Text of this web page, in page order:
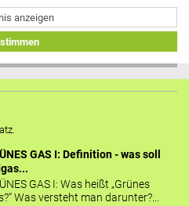
anzeigen
GAS I: Definition - was soll
GAS I: Was heißt „Grünes
Was versteht man darunter?...